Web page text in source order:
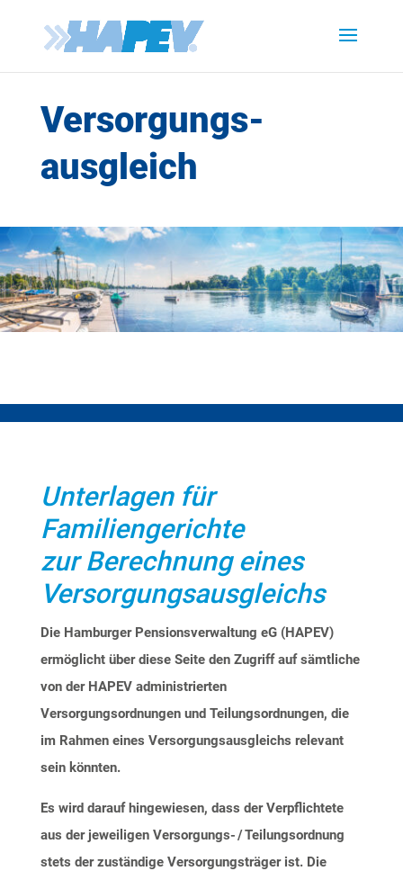
Versorgungs-
ausgleich
Unterlagen für
Familiengerichte
zur Berechnung eines
Versorgungsausgleichs
Die Hamburger Pensionsverwaltung eG (HAPEV)
ermöglicht über diese Seite den Zugriff auf sämtliche
von der HAPEV administrierten
Versorgungsordnungen und Teilungsordnungen, die
im Rahmen eines Versorgungsausgleichs relevant
sein könnten.
Es wird darauf hingewiesen, dass der Verpflichtete
aus der jeweiligen Versorgungs- /Teilungsordnung
stets der zuständige Versorgungsträger ist. Die